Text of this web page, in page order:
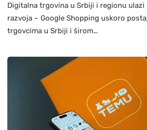
Digitalna trgovina u Srbiji i regionu ulazi
razvoja – Google Shopping uskoro
trgovcima u Srbiji i širom…